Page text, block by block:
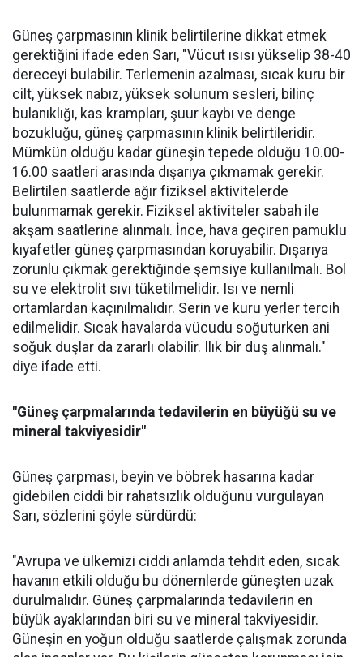
Güneş çarpmasının klinik belirtilerine dikkat etmek
gerektiğini ifade eden Sarı, "Vücut ısısı yükselip 38-40
dereceyi bulabilir. Terlemenin azalması, sıcak kuru bir
cilt, yüksek nabız, yüksek solunum sesleri, bilinç
bulanıklığı, kas krampları, şuur kaybı ve denge
bozukluğu, güneş çarpmasının klinik belirtileridir.
Mümkün olduğu kadar güneşin tepede olduğu 10.00-
16.00 saatleri arasında dışarıya çıkmamak gerekir.
Belirtilen saatlerde ağır fiziksel aktivitelerde
bulunmamak gerekir. Fiziksel aktiviteler sabah ile
akşam saatlerine alınmalı. İnce, hava geçiren pamuklu
kıyafetler güneş çarpmasından koruyabilir. Dışarıya
zorunlu çıkmak gerektiğinde şemsiye kullanılmalı. Bol
su ve elektrolit sıvı tüketilmelidir. Isı ve nemli
ortamlardan kaçınılmalıdır. Serin ve kuru yerler tercih
edilmelidir. Sıcak havalarda vücudu soğuturken ani
soğuk duşlar da zararlı olabilir. Ilık bir duş alınmalı."
diye ifade etti.
"Güneş çarpmalarında tedavilerin en büyüğü su ve
mineral takviyesidir"
Güneş çarpması, beyin ve böbrek hasarına kadar
gidebilen ciddi bir rahatsızlık olduğunu vurgulayan
Sarı, sözlerini şöyle sürdürdü:
"Avrupa ve ülkemizi ciddi anlamda tehdit eden, sıcak
havanın etkili olduğu bu dönemlerde güneşten uzak
durulmalıdır. Güneş çarpmalarında tedavilerin en
büyük ayaklarından biri su ve mineral takviyesidir.
Güneşin en yoğun olduğu saatlerde çalışmak zorunda